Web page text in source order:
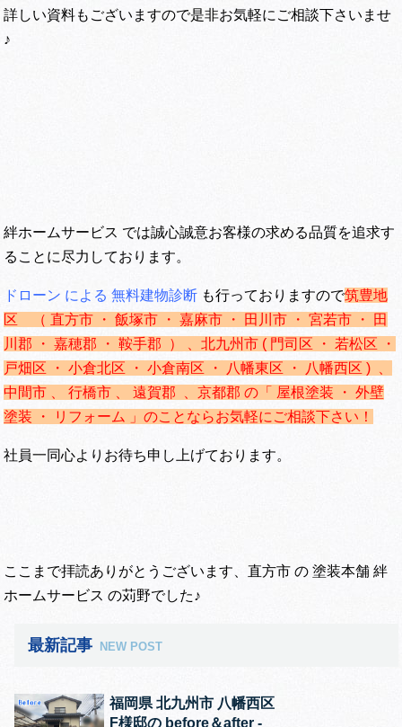
詳しい資料もございますので是非お気軽にご相談下さいませ
♪
絆ホームサービス では誠心誠意お客様の求める品質を追求す
ることに尽力しております。
ドローン による 無料建物診断 も行っておりますので筑豊地
区 （ 直方市 ・ 飯塚市 ・ 嘉麻市 ・ 田川市 ・ 宮若市 ・ 田
川郡 ・ 嘉穂郡 ・ 鞍手郡 ） 、北九州市 ( 門司区 ・ 若松区 ・
戸畑区 ・ 小倉北区 ・ 小倉南区 ・ 八幡東区 ・ 八幡西区 ) 、
中間市 、 行橋市 、 遠賀郡 、京都郡 の「 屋根塗装 ・ 外壁
塗装 ・ リフォーム 」のことならお気軽にご相談下さい！
社員一同心よりお待ち申し上げております。
ここまで拝読ありがとうございます、直方市 の 塗装本舗 絆
ホームサービス の苅野でした♪
最新記事 NEW POST
福岡県 北九州市 八幡西区
F様邸の before＆after ‐